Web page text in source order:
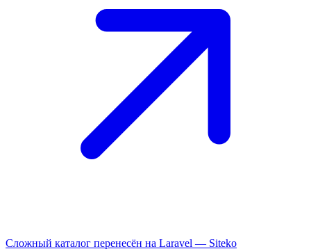
Сложный каталог перенесён на Laravel — Siteko